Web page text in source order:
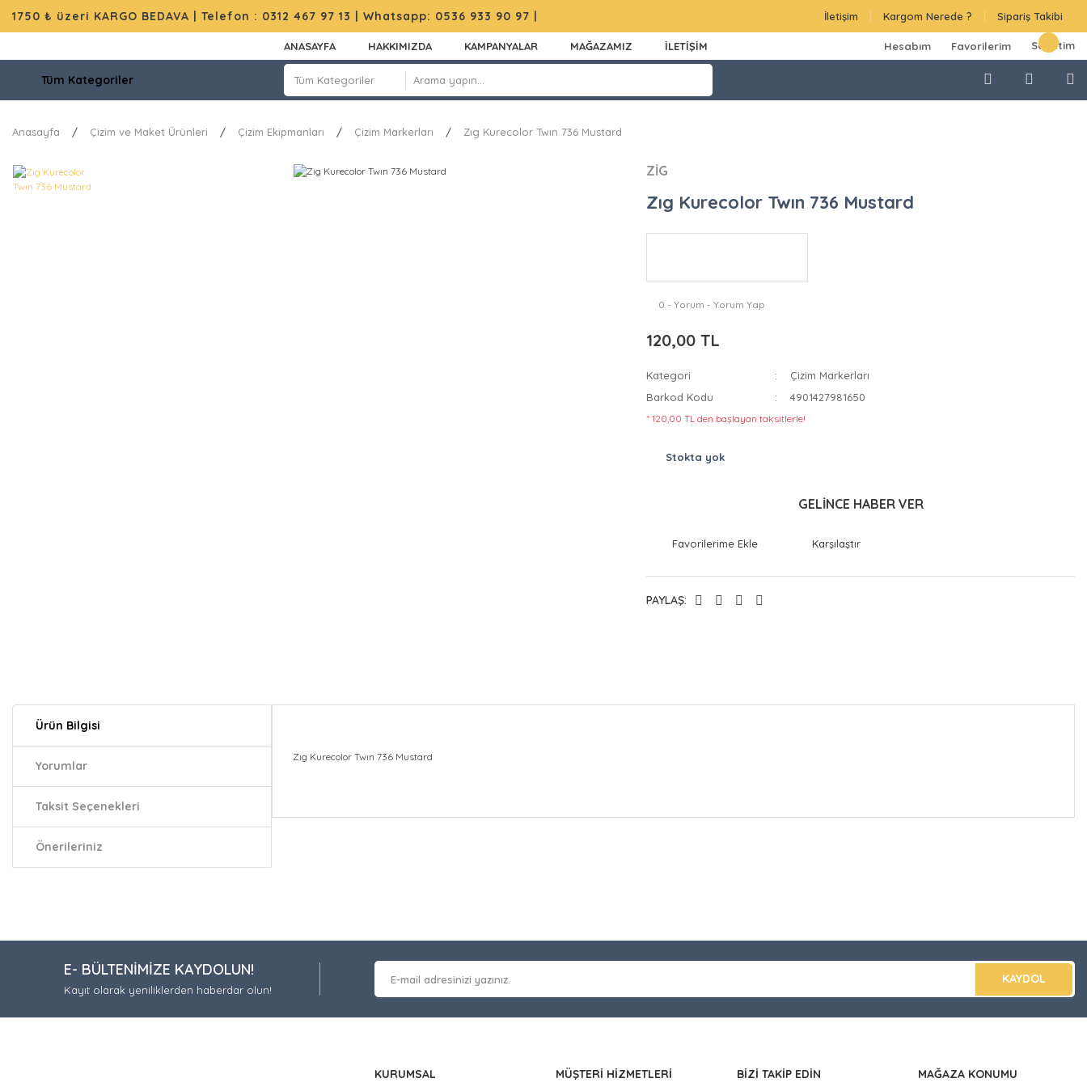
1750 ₺ üzeri KARGO BEDAVA | Telefon : 0312 467 97 13 | Whatsapp: 0536 933 90 97 | İletişim Kargom Nerede ? Sipariş Takibi
ANASAYFA HAKKIMIZDA KAMPANYALAR MAĞAZAMIZ İLETİŞİM Hesabım Favorilerim Sepetim
Tüm Kategoriler
Anasayfa Çizim ve Maket Ürünleri Çizim Ekipmanları Çizim Markerları Zıg Kurecolor Twın 736 Mustard
ZİG
Zıg Kurecolor Twın 736 Mustard
0 - Yorum - Yorum Yap
120,00 TL
Kategori
Çizim Markerları
Barkod Kodu
4901427981650
* 120,00 TL den başlayan taksitlerle!
Stokta yok
GELİNCE HABER VER
Karşılaştır
PAYLAŞ:
Ürün Bilgisi
Yorumlar
Taksit Seçenekleri
Önerileriniz
Zıg Kurecolor Twın 736 Mustard
Ürün fiyatı diğer sitelerden daha pahalı.
E- BÜLTENİMİZE KAYDOLUN!
Kayıt olarak yeniliklerden haberdar olun!
KAYDOL
KURUMSAL MÜŞTERİ HİZMETLERİ BİZİ TAKİP EDİN MAĞAZA KONUMU